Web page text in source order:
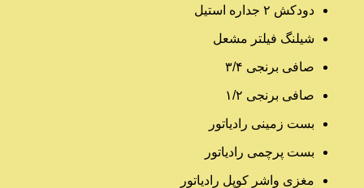
دودکش ۲ جداره استیل
شیلنگ فیلتر مشعل
صافی برنجی ۳/۴
صافی برنجی ۱/۲
بست زمینی رادیاتور
بست پرچمی رادیاتور
مغزی واشر کوپل رادیاتور